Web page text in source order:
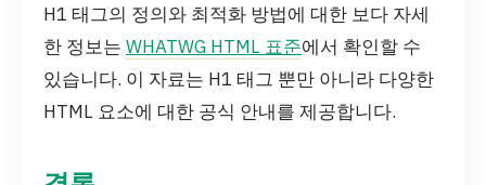
H1 태그의 정의와 최적화 방법에 대한 보다 자세
한 정보는 WHATWG HTML 표준에서 확인할 수
있습니다. 이 자료는 H1 태그 뿐만 아니라 다양한
HTML 요소에 대한 공식 안내를 제공합니다.